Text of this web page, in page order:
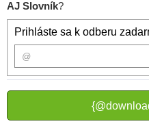
AJ Slovník?
Prihláste sa k odberu